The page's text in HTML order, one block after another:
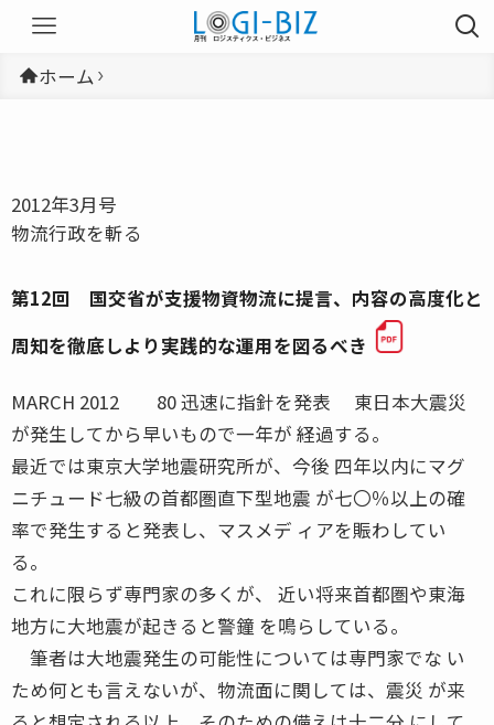
ホーム
2012年3月号
物流行政を斬る
第12回 国交省が支援物資物流に提言、内容の高度化と
周知を徹底しより実践的な運用を図るべき
MARCH 2012 80 迅速に指針を発表 東日本大震災
が発生してから早いもので一年が 経過する。
最近では東京大学地震研究所が、今後 四年以内にマグ
ニチュード七級の首都圏直下型地震 が七〇％以上の確
率で発生すると発表し、マスメデ ィアを賑わしてい
る。
これに限らず専門家の多くが、 近い将来首都圏や東海
地方に大地震が起きると警鐘 を鳴らしている。
筆者は大地震発生の可能性については専門家でな い
ため何とも言えないが、物流面に関しては、震災 が来